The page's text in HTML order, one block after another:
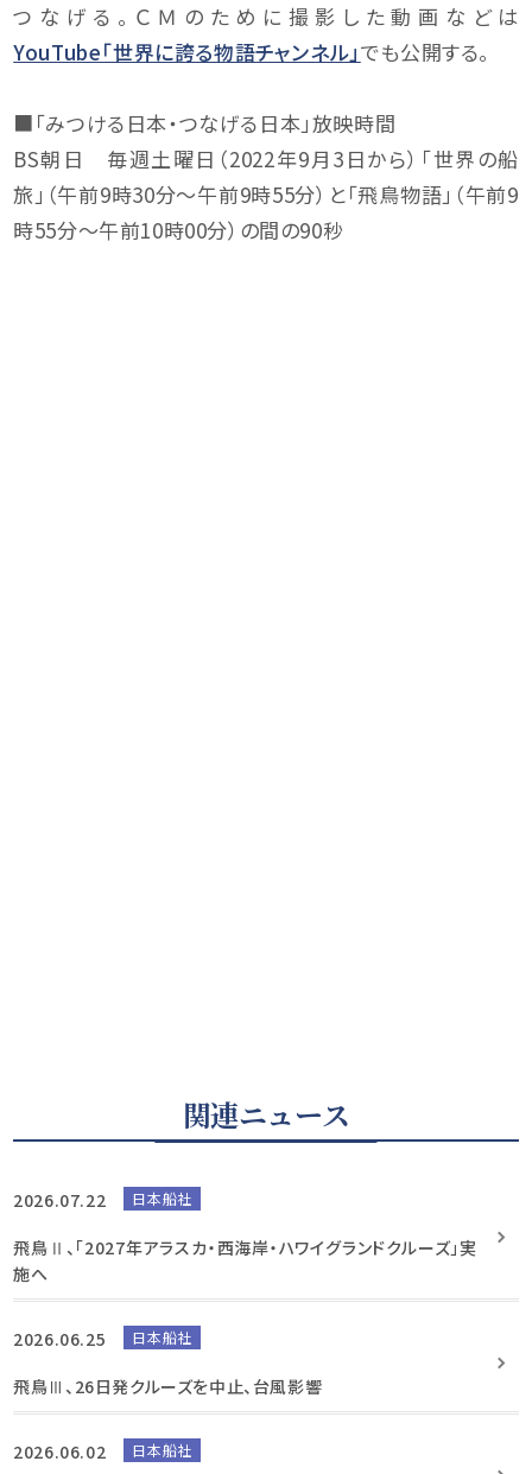
つなげる。ＣＭのために撮影した動画などは
YouTube「世界に誇る物語チャンネル」でも公開する。
■「みつける日本・つなげる日本」放映時間
BS朝日 毎週土曜日（2022年9月3日から）「世界の船
旅」（午前9時30分～午前9時55分）と「飛鳥物語」（午前9
時55分～午前10時00分）の間の90秒
関連ニュース
2026.07.22 日本船社
飛鳥Ⅱ、「2027年アラスカ・西海岸・ハワイグランドクルーズ」実
施へ
2026.06.25 日本船社
飛鳥Ⅲ、26日発クルーズを中止、台風影響
2026.06.02 日本船社